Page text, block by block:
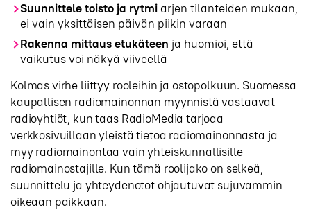
Suunnittele toisto ja rytmi arjen tilanteiden mukaan,
ei vain yksittäisen päivän piikin varaan
Rakenna mittaus etukäteen ja huomioi, että
vaikutus voi näkyä viiveellä
Kolmas virhe liittyy rooleihin ja ostopolkuun. Suomessa
kaupallisen radiomainonnan myynnistä vastaavat
radioyhtiöt, kun taas RadioMedia tarjoaa
verkkosivuillaan yleistä tietoa radiomainonnasta ja
myy radiomainontaa vain yhteiskunnallisille
radiomainostajille. Kun tämä roolijako on selkeä,
suunnittelu ja yhteydenotot ohjautuvat sujuvammin
oikeaan paikkaan.